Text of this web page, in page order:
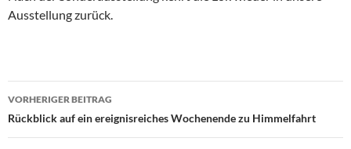
Ausstellung zurück.
Beitragsnavigation
VORHERIGER BEITRAG
Rückblick auf ein ereignisreiches Wochenende zu Himmelfahrt